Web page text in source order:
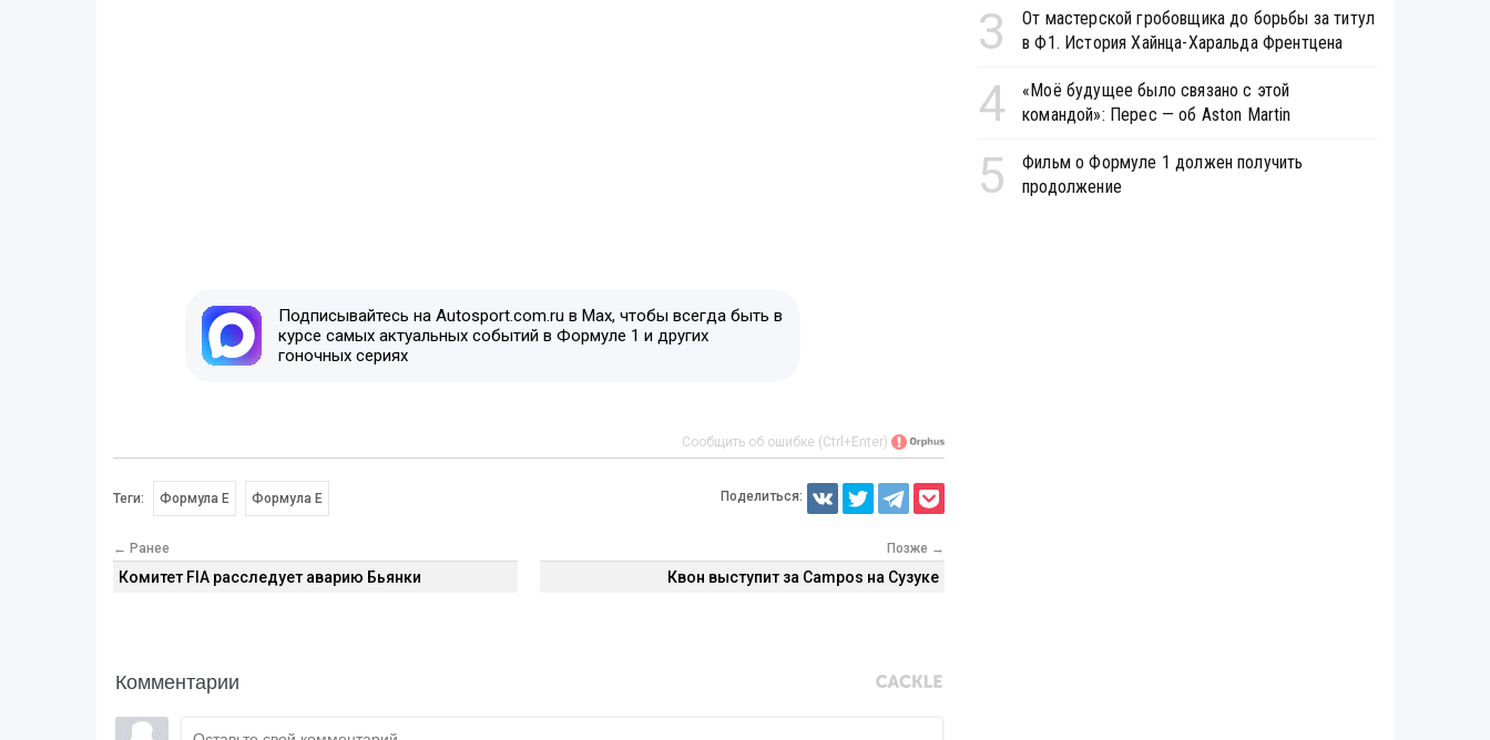
Подписывайтесь на Autosport.com.ru в Max, чтобы всегда быть в
курсе самых актуальных событий в Формуле 1 и других
гоночных сериях
Сообщить об ошибке (Ctrl+Enter)
Теги: Формула E Формула Е Поделиться:
← Ранее
Комитет FIA расследует аварию Бьянки
Позже →
Квон выступит за Campos на Сузуке
Комментарии
3
От мастерской гробовщика до борьбы за титул
в Ф1. История Хайнца-Харальда Френтцена
4
«Моё будущее было связано с этой
командой»: Перес — об Aston Martin
5
Фильм о Формуле 1 должен получить
продолжение